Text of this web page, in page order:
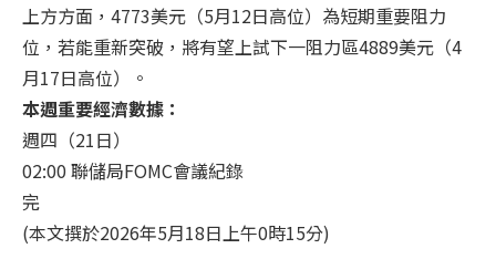
上方方面，4773美元（5月12日高位）為短期重要阻力
位，若能重新突破，將有望上試下一阻力區4889美元（4
月17日高位）。
本週重要經濟數據：
週四（21日）
02:00 聯儲局FOMC會議紀錄
完
(本文撰於2026年5月18日上午0時15分)